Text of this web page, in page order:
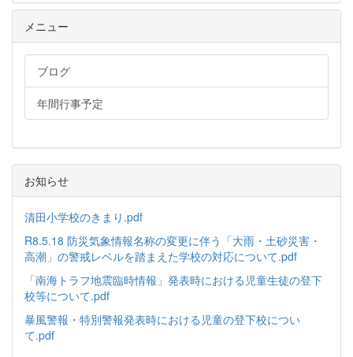
メニュー
ブログ
年間行事予定
お知らせ
清田小学校のきまり.pdf
R8.5.18 防災気象情報名称の変更に伴う「大雨・土砂災害・
高潮」の警戒レベルを踏まえた学校の対応について.pdf
「南海トラフ地震臨時情報」発表時における児童生徒の登下
校等について.pdf
暴風警報・特別警報発表時における児童の登下校につい
て.pdf